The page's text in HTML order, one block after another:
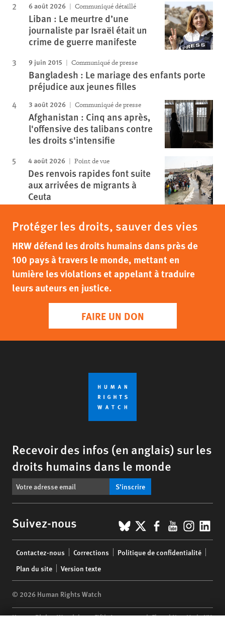
6 août 2026 Communiqué détaillé
Liban : Le meurtre d’une
journaliste par Israël était un
crime de guerre manifeste
9 juin 2015 Communiqué de presse
Bangladesh : Le mariage des enfants porte
préjudice aux jeunes filles
3 août 2026 Communiqué de presse
Afghanistan : Cinq ans après,
l'offensive des talibans contre
les droits s'intensifie
4 août 2026 Point de vue
Des renvois rapides font suite
aux arrivées de migrants à
Ceuta
Protéger les droits, sauver des vies
HRW défend les droits humains dans près de
100 pays à travers le monde, mettant en
lumière les violations et appelant à traduire
leurs auteurs en justice.
FAIRE UN DON
Recevoir des infos (en anglais) sur les
droits humains dans le monde
S’inscrire
Suivez-nous BlueSky
X Facebook
YouTube
menu
Contactez-nous Corrections
Politique de confidentialité
Plan du site
Version texte
© 2026 Human Rights Watch
Human Rights Watch| 350 Fifth Avenue, 34th Floor | New York,NY